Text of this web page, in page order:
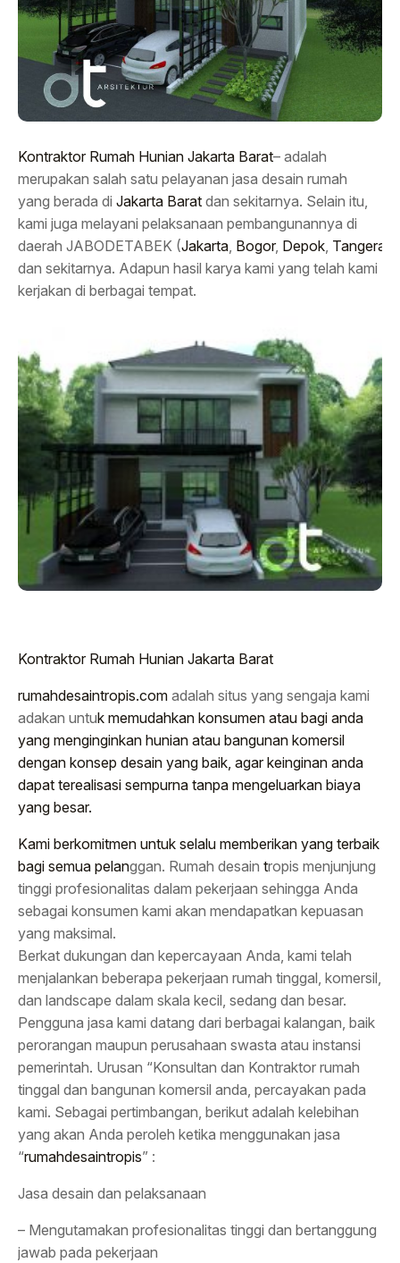
Kontraktor Rumah Hunian Jakarta Barat– adalah
merupakan salah satu pelayanan jasa desain rumah
yang berada di Jakarta Barat dan sekitarnya. Selain itu,
kami juga melayani pelaksanaan pembangunannya di
daerah JABODETABEK (Jakarta, Bogor, Depok,
dan sekitarnya. Adapun hasil karya kami yang telah kami
kerjakan di berbagai tempat.
Kontraktor Rumah Hunian Jakarta Barat
rumahdesaintropis.com adalah situs yang sengaja kami
adakan untuk memudahkan konsumen atau bagi anda
yang menginginkan hunian atau bangunan komersil
dengan konsep desain yang baik, agar keinginan anda
dapat terealisasi sempurna tanpa mengeluarkan biaya
yang besar.
Kami berkomitmen untuk selalu memberikan yang terbaik
bagi semua pelanggan. Rumah desain tropis menjunjung
tinggi profesionalitas dalam pekerjaan sehingga Anda
sebagai konsumen kami akan mendapatkan kepuasan
yang maksimal.
Berkat dukungan dan kepercayaan Anda, kami telah
menjalankan beberapa pekerjaan rumah tinggal, komersil,
dan landscape dalam skala kecil, sedang dan besar.
Pengguna jasa kami datang dari berbagai kalangan, baik
perorangan maupun perusahaan swasta atau instansi
pemerintah. Urusan “Konsultan dan Kontraktor rumah
tinggal dan bangunan komersil anda, percayakan pada
kami. Sebagai pertimbangan, berikut adalah kelebihan
yang akan Anda peroleh ketika menggunakan jasa
“rumahdesaintropis” :
Jasa desain dan pelaksanaan
– Mengutamakan profesionalitas tinggi dan bertanggung
jawab pada pekerjaan